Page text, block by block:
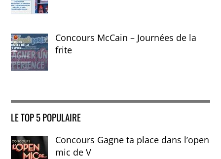
Concours McCain – Journées de la
frite
LE TOP 5 POPULAIRE
Concours Gagne ta place dans l’open
mic de V